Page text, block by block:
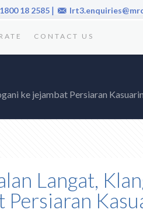
1800 18 2585 |
CONTACT US
ke jejambat Persiaran
Langat,